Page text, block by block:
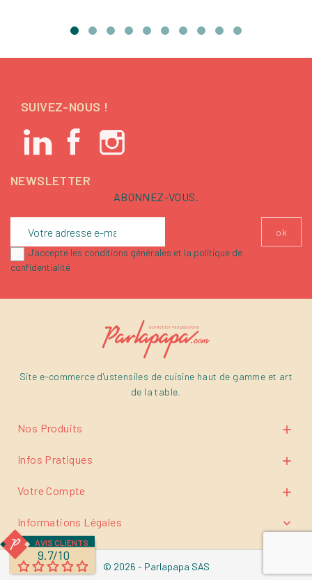
SUIVEZ-NOUS !
NEWSLETTER
ABONNEZ-VOUS.
J'accepte les conditions générales et la politique de
confidentialité
Site e-commerce d'ustensiles de cuisine haut de gamme et art
de la table.
Nos Produits 
Infos Pratiques 
Votre Compte 
Informations Légales 
AVIS CLIENTS
9.7/10
© 2026 - Parlapapa SAS